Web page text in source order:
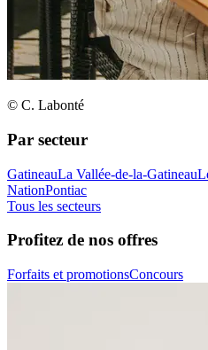
© C. Labonté
Par secteur
GatineauLa Vallée-de-la-Gatineau
NationPontiac
Tous les secteurs
Profitez de nos offres
Forfaits et promotionsConcours